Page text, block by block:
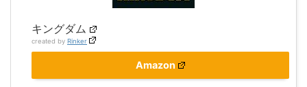
キングダム
created by Rinker
Amazon